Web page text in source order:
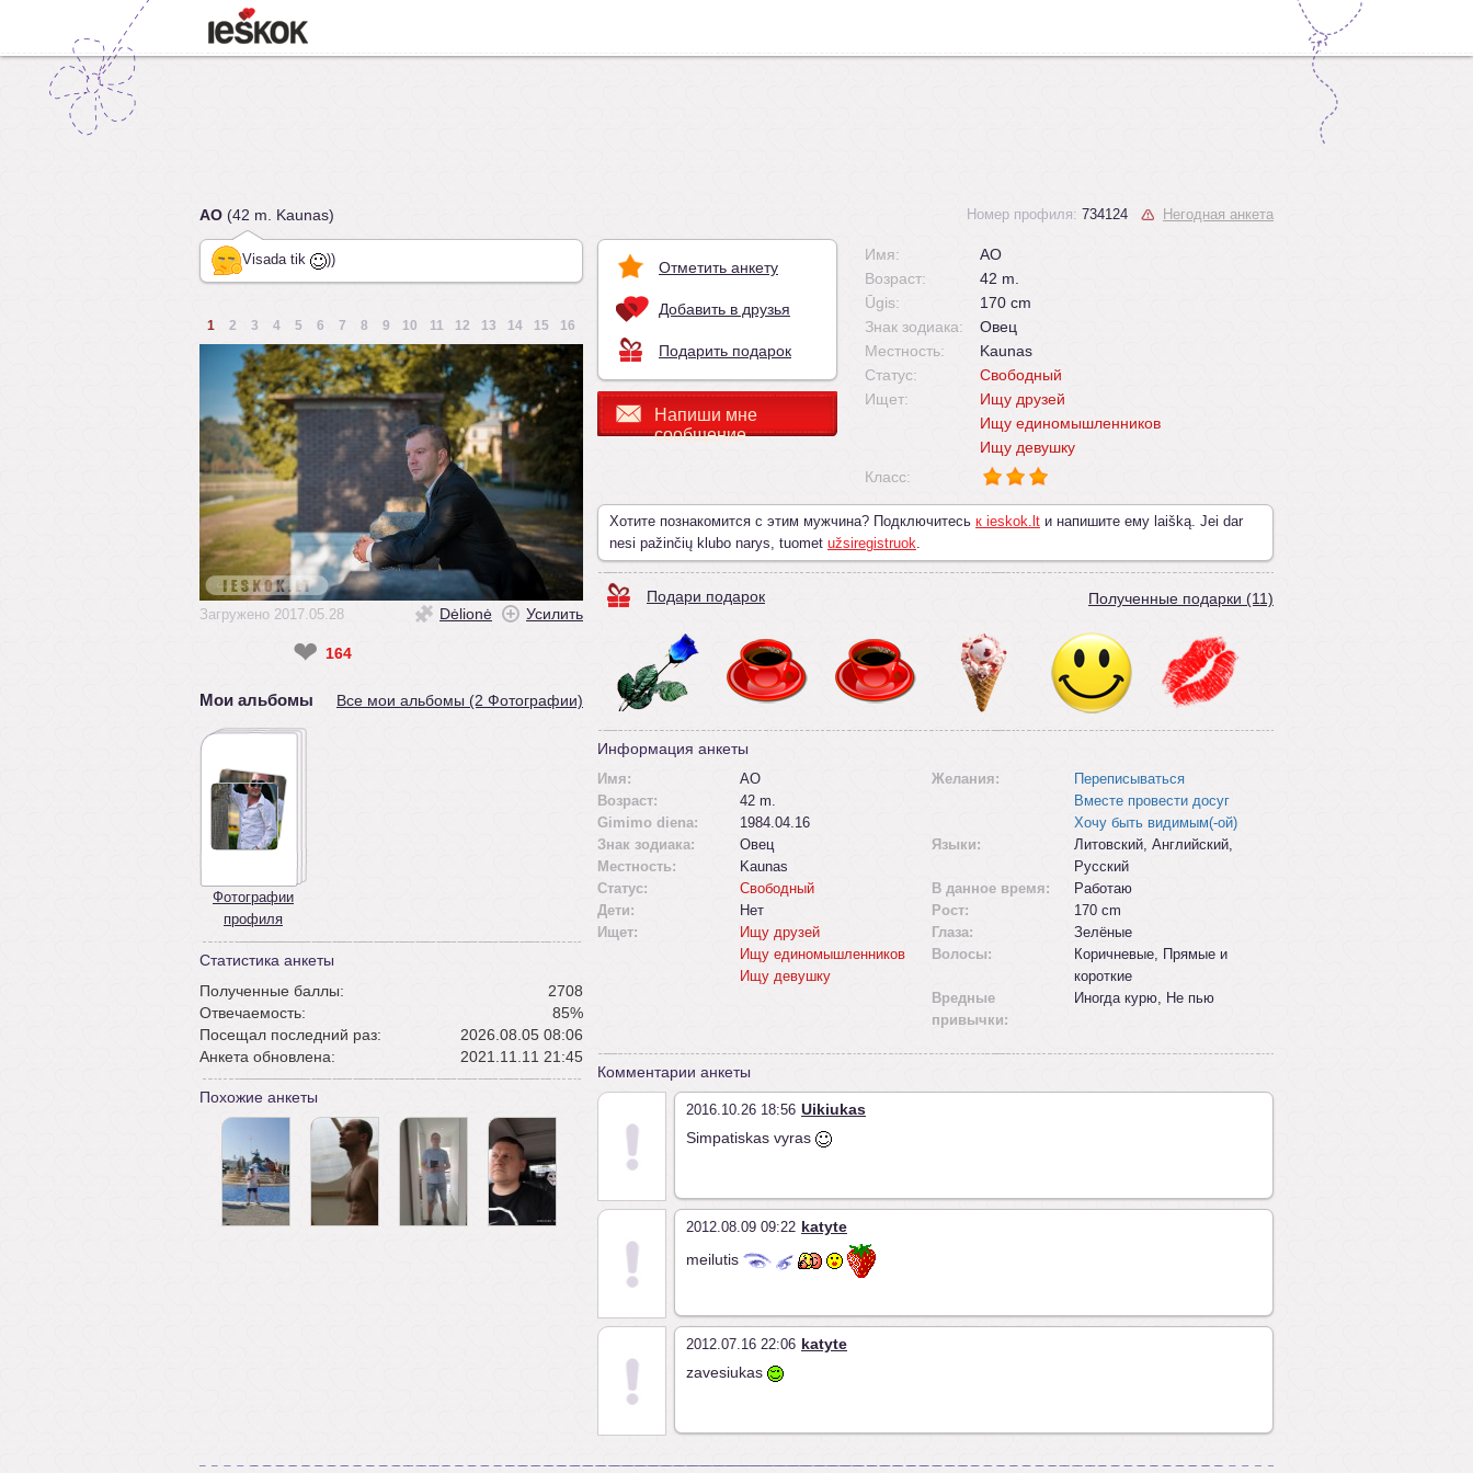
AO (42 m. Kaunas)
Visada tik ))
1 2 3 4 5 6 7 8 9 10 11 12 13 14 15 16
Загружено 2017.05.28 Dėlionė Усилить
❤ 164
Мои альбомы Все мои альбомы (2 Фотографии)
Фотографии
профиля
Статистика анкеты
Полученные баллы:
2708
Отвечаемость:
85%
Посещал последний раз:
2026.08.05 08:06
Анкета обновлена:
2021.11.11 21:45
Похожие анкеты
Отметить анкету
Добавить в друзья
Подарить подарок
Напиши мне
сообщение
Номер профиля: 734124 Негодная анкета
Имя:
AO
Возраст:
42 m.
Ūgis:
170 cm
Знак зодиака:
Овец
Местность:
Kaunas
Статус:
Свободный
Ищет:
Ищу друзей
Ищу единомышленников
Ищу девушку
Класс:
Хотите познакомится с этим мужчина? Подключитесь к ieskok.lt и напишите ему laišką. Jei dar
nesi pažinčių klubo narys, tuomet užsiregistruok.
Подари подарок Полученные подарки (11)
Информация анкеты
Имя:
AO
Возраст:
42 m.
Gimimo diena:
1984.04.16
Знак зодиака:
Овец
Местность:
Kaunas
Статус:
Свободный
Дети:
Нет
Ищет:
Ищу друзей
Ищу единомышленников
Ищу девушку
Желания:
Переписываться
Вместе провести досуг
Хочу быть видимым(-ой)
Языки:
Литовский, Английский,
Русский
В данное время:
Работаю
Рост:
170 cm
Глаза:
Зелёные
Волосы:
Коричневые, Прямые и
короткие
Вредные
привычки:
Иногда курю, Не пью
Комментарии анкеты
2016.10.26 18:56 Uikiukas
Simpatiskas vyras
2012.08.09 09:22 katyte
meilutis
2012.07.16 22:06 katyte
zavesiukas